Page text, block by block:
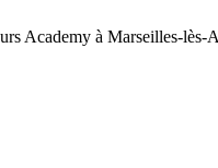
Academy à Marseilles-